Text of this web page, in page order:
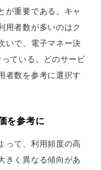
が重要である。キャ
用者数が多いのはク
いで、電子マネー決
ている。どのサービ
者数を参考に選択す
を参考に
って、利用頻度の高
きく異なる傾向があ